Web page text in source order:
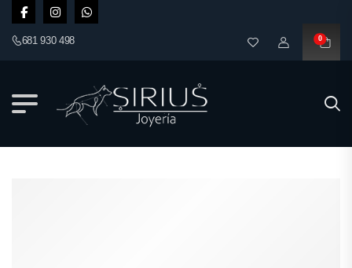
681 930 498 0